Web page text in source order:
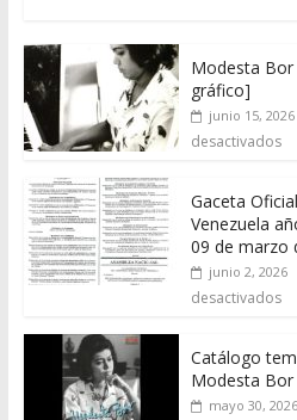
Modesta Bor
gráfico]
junio 15, 2026
desactivados
Gaceta
Venezuela
09 de marzo
junio 2, 2026
desactivados
Catálogo
Modesta Bor
mayo 30, 2026